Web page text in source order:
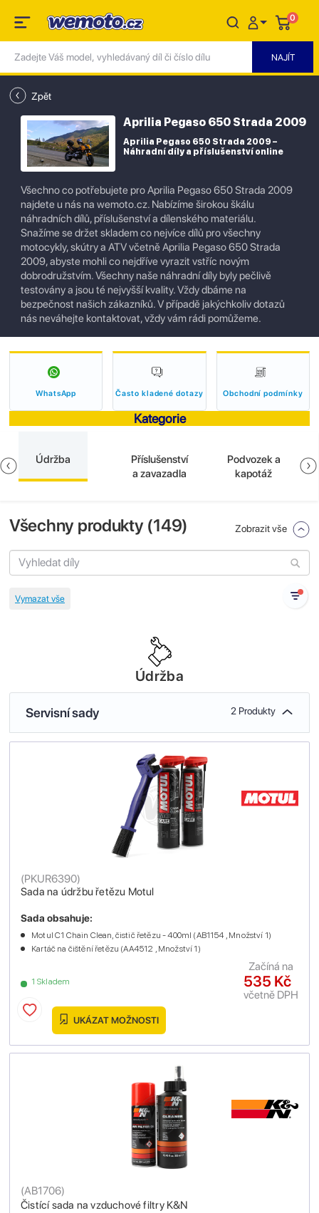
0
Zpět
Aprilia Pegaso 650 Strada 2009
Aprilia Pegaso 650 Strada 2009 –
Náhradní díly a příslušenství online
Všechno co potřebujete pro Aprilia Pegaso 650 Strada 2009
najdete u nás na wemoto.cz. Nabízíme širokou škálu
náhradních dílů, příslušenství a dílenského materiálu.
Snažíme se držet skladem co nejvíce dílů pro všechny
motocykly, skútry a ATV včetně Aprilia Pegaso 650 Strada
2009, abyste mohli co nejdříve vyrazit vstříc novým
dobrodružstvím. Všechny naše náhradní díly byly pečlivě
testovány a jsou té nejvyšší kvality. Vždy dbáme na
bezpečnost našich zákazníků. V případě jakýchkoliv dotazů
nás neváhejte kontaktovat, vždy vám rádi pomůžeme.
WhatsApp Často kladené dotazy Obchodní podmínky
Kategorie
Údržba
Příslušenství
a zavazadla
Podvozek a
kapotáž
Všechny produkty (149) Zobrazit vše
Údržba
Servisní sady 2 Produkty
Sada na údržbu řetězu Motul
(PKUR6390)
1 Skladem
Sada obsahuje:
Motul C1 Chain Clean, čistič řetězu - 400ml (AB1154 , Množství 1)
Kartáč na čištění řetězu (AA4512 , Množství 1)
535 Kč
včetně DPH
Začíná na
UKÁZAT MOŽNOSTI
Čistící sada na vzduchové filtry K&N
(AB1706)